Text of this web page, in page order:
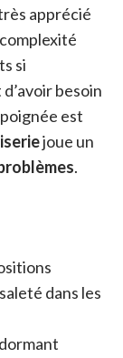
apprécié
si
besoin
poignée est
joue un
.
dans les